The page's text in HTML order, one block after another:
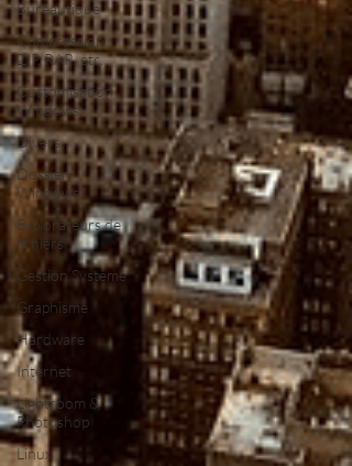
Bureautique
Compression
ZIP, RAR, etc.
Customisation
Windows
Divers
Dossier
Windows
Explorateurs de
fichiers
Gestion Système
Graphisme
Hardware
Internet
Lightroom &
Photoshop
Linux